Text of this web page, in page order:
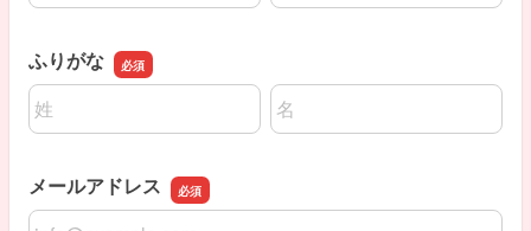
ふりがな
名前の姓
名前の名
メールアドレス
メールアドレス